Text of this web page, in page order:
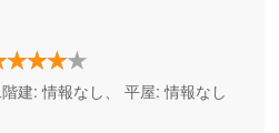
階建: 情報なし、 平屋: 情報なし